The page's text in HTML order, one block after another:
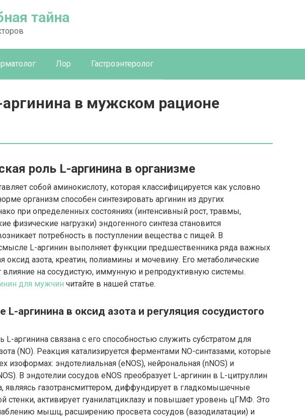
тайна
Лор Гастроэнтеролог
в мужском рационе
роль L-аргинина в организме
собой аминокислоту, которая классифицируется как условно
организм способен синтезировать аргинин из других
при определенных состояниях (интенсивный рост, травмы,
физические нагрузки) эндогенного синтеза становится
потребность в поступлении вещества с пищей. В
L-аргинин выполняет функции предшественника ряда важных
оксид азота, креатин, полиамины и мочевину. Его метаболические
влияние на сосудистую, иммунную и репродуктивную системы.
для мужчин читайте в нашей статье.
аргинина в оксид азота и регуляция сосудистого
L-аргинина связана с его способностью служить субстратом для
(NO). Реакция катализируется ферментами NO-синтазами, которые
изоформах: эндотелиальная (eNOS), нейрональная (nNOS) и
В эндотелии сосудов eNOS преобразует L-аргинин в L-цитруллин
являясь газотрансмиттером, диффундирует в гладкомышечные
стенки, активирует гуанилатциклазу и повышает уровень цГМФ. Это
мышц, расширению просвета сосудов (вазодилатации) и